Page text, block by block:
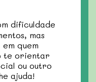
dificuldade
mas
quem
te orientar
ou outro
ajuda!